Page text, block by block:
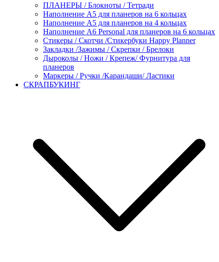
ПЛАНЕРЫ / Блокноты / Тетради
Наполнение А5 для планеров на 6 кольцах
Наполнение А5 для планеров на 4 кольцах
Наполнение А6 Personal для планеров на 6 кольцах
Стикеры / Скотчи /Стикербуки Happy Planner
Закладки /Зажимы / Скрепки / Брелоки
Дыроколы / Ножи / Крепеж/ Фурнитура для
планеров
Маркеры / Ручки /Карандаши/ Ластики
СКРАПБУКИНГ